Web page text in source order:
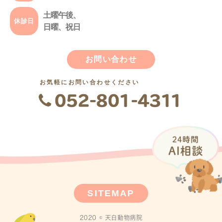
休診日
土曜午後、
日曜、祝日
お問い合わせ
お気軽にお問い合わせください
SITEMAP
2020 © 天白動物病院